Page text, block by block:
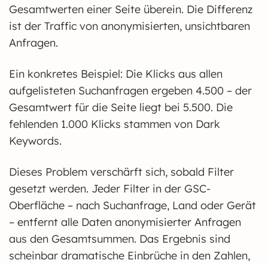
Gesamtwerten einer Seite überein. Die Differenz
ist der Traffic von anonymisierten, unsichtbaren
Anfragen.
Ein konkretes Beispiel: Die Klicks aus allen
aufgelisteten Suchanfragen ergeben 4.500 – der
Gesamtwert für die Seite liegt bei 5.500. Die
fehlenden 1.000 Klicks stammen von Dark
Keywords.
Dieses Problem verschärft sich, sobald Filter
gesetzt werden. Jeder Filter in der GSC-
Oberfläche – nach Suchanfrage, Land oder Gerät
– entfernt alle Daten anonymisierter Anfragen
aus den Gesamtsummen. Das Ergebnis sind
scheinbar dramatische Einbrüche in den Zahlen,